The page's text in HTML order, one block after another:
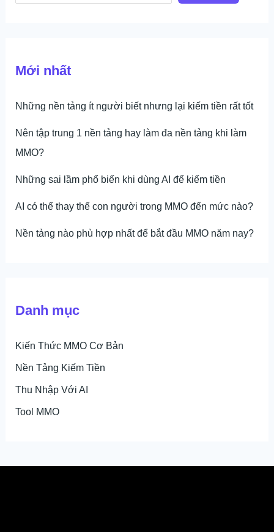
Mới nhất
Những nền tảng ít người biết nhưng lại kiếm tiền rất tốt
Nên tập trung 1 nền tảng hay làm đa nền tảng khi làm
MMO?
Những sai lầm phổ biến khi dùng AI để kiếm tiền
AI có thể thay thế con người trong MMO đến mức nào?
Nền tảng nào phù hợp nhất để bắt đầu MMO năm nay?
Danh mục
Kiến Thức MMO Cơ Bản
Nền Tảng Kiếm Tiền
Thu Nhập Với AI
Tool MMO